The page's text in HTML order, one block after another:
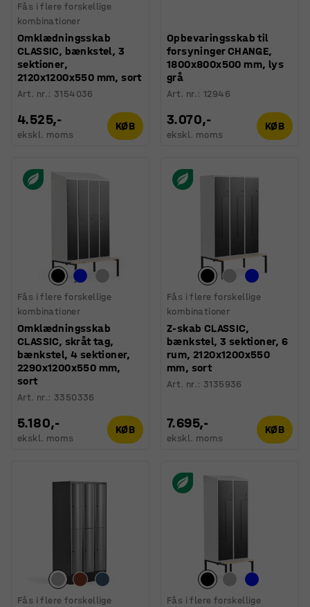
Fås i flere forskellige
kombinationer
Omklædningsskab
CLASSIC, bænkstel, 3
sektioner,
2120x1200x550 mm, sort
Art. nr.: 3154036
4.525,-
ekskl. moms
KØB
Opbevaringsskab til
forsyninger CHANGE,
1800x800x500 mm, lys
grå
Art. nr.:12946
3.070,-
ekskl. moms
KØB
Fås i flere forskellige
kombinationer
Omklædningsskab
CLASSIC, skråt tag,
bænkstel, 4 sektioner,
2290x1200x550 mm,
sort
Art. nr.: 3350336
5.180,-
ekskl. moms
KØB
Fås i flere forskellige
kombinationer
Z-skab CLASSIC,
bænkstel, 3 sektioner, 6
rum, 2120x1200x550
mm, sort
Art. nr.: 3135936
7.695,-
ekskl. moms
KØB
Fås i flere forskellige
Fås i flere forskellige